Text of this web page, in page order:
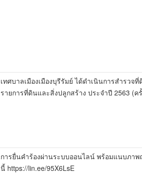
เทศบาลเมืองเมืองบุรีรัมย์ ได้ดำเนินการสำรว
รายการที่ดินและสิ่งปลูกสร้าง ประจำปี 2563 (ค
การยื่นคำร้องผ่านระบบออนไลน์ พร้อมแนบภาพ
นี้ https://lin.ee/95X6LsE